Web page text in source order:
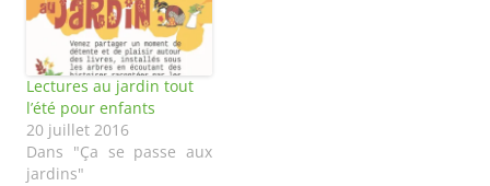
Lectures au jardin tout
l’été pour enfants
20 juillet 2016
Dans "Ça se passe aux
jardins"